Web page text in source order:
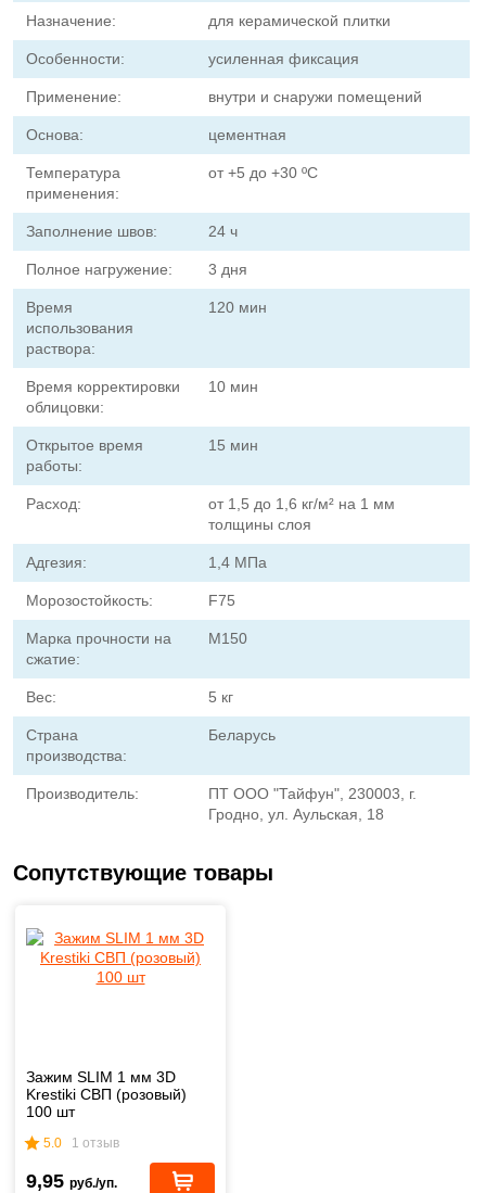
Назначение: для керамической плитки
Особенности: усиленная фиксация
Применение: внутри и снаружи помещений
Основа: цементная
Температура
применения:
от +5 до +30 ºC
Заполнение швов: 24 ч
Полное нагружение: 3 дня
Время
использования
раствора:
120 мин
Время корректировки
облицовки:
10 мин
Открытое время
работы:
15 мин
Расход:
от 1,5 до 1,6 кг/м² на 1 мм
толщины слоя
Адгезия: 1,4 МПа
Морозостойкость: F75
Марка прочности на
сжатие:
М150
Вес: 5 кг
Страна
производства:
Беларусь
Производитель:
ПТ ООО "Тайфун", 230003, г.
Гродно, ул. Аульская, 18
Сопутствующие товары
Зажим SLIM 1 мм 3D
Krestiki СВП (розовый)
100 шт
5.0 1 отзыв
9,95 руб./уп.